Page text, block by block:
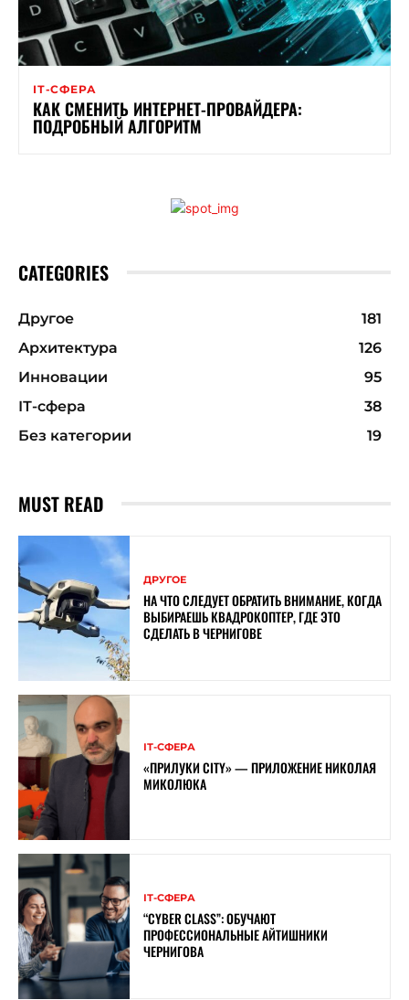
ІТ-СФЕРА
КАК СМЕНИТЬ ИНТЕРНЕТ-ПРОВАЙДЕРА:
ПОДРОБНЫЙ АЛГОРИТМ
CATEGORIES
Другое
181
Архитектура
126
Инновации
95
ІТ-сфера
38
Без категории
19
MUST READ
ДРУГОЕ
НА ЧТО СЛЕДУЕТ ОБРАТИТЬ ВНИМАНИЕ, КОГДА
ВЫБИРАЕШЬ КВАДРОКОПТЕР, ГДЕ ЭТО
СДЕЛАТЬ В ЧЕРНИГОВЕ
ІТ-СФЕРА
«ПРИЛУКИ CITY» — ПРИЛОЖЕНИЕ НИКОЛАЯ
МИКОЛЮКА
ІТ-СФЕРА
“CYBER ​​CLASS”: ОБУЧАЮТ
ПРОФЕССИОНАЛЬНЫЕ АЙТИШНИКИ
ЧЕРНИГОВА